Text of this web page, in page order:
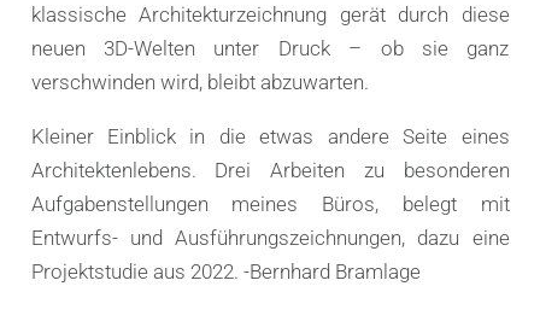
klassische Architekturzeichnung gerät durch diese
neuen 3D-Welten unter Druck – ob sie ganz
verschwinden wird, bleibt abzuwarten.
Kleiner Einblick in die etwas andere Seite eines
Architektenlebens. Drei Arbeiten zu besonderen
Aufgabenstellungen meines Büros, belegt mit
Entwurfs- und Ausführungszeichnungen, dazu eine
Projektstudie aus 2022. -Bernhard Bramlage